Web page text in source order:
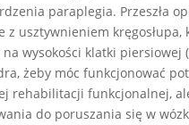
paraplegia. Przeszła
z usztywnieniem kręgosłupa,
na wysokości klatki piersiowej
żeby móc funkcjonować
rehabilitacji funkcjonalnej,
do poruszania się w